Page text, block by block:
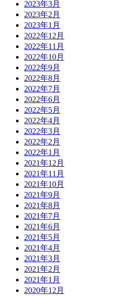
2023年3月
2023年2月
2023年1月
2022年12月
2022年11月
2022年10月
2022年9月
2022年8月
2022年7月
2022年6月
2022年5月
2022年4月
2022年3月
2022年2月
2022年1月
2021年12月
2021年11月
2021年10月
2021年9月
2021年8月
2021年7月
2021年6月
2021年5月
2021年4月
2021年3月
2021年2月
2021年1月
2020年12月